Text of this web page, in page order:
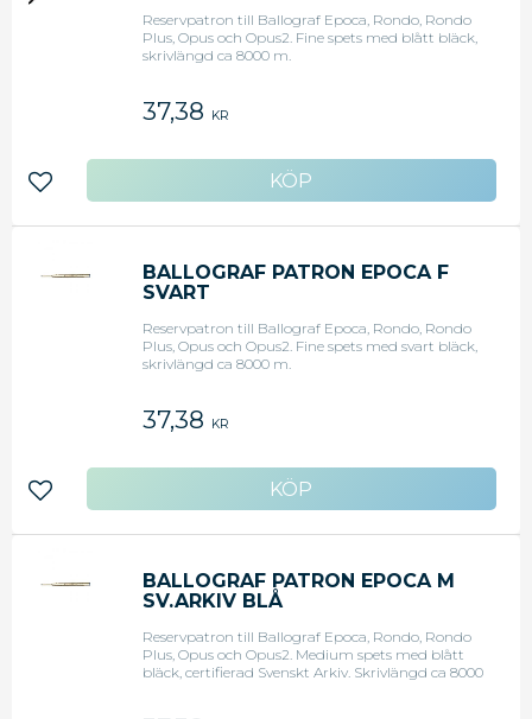
Reservpatron till Ballograf Epoca, Rondo, Rondo
Plus, Opus och Opus2. Fine spets med blått bläck,
skrivlängd ca 8000 m.
37,38 KR
Lägg till i favoriter
BALLOGRAF PATRON EPOCA F
SVART
Reservpatron till Ballograf Epoca, Rondo, Rondo
Plus, Opus och Opus2. Fine spets med svart bläck,
skrivlängd ca 8000 m.
37,38 KR
Lägg till i favoriter
BALLOGRAF PATRON EPOCA M
SV.ARKIV BLÅ
Reservpatron till Ballograf Epoca, Rondo, Rondo
Plus, Opus och Opus2. Medium spets med blått
bläck, certifierad Svenskt Arkiv. Skrivlängd ca 8000